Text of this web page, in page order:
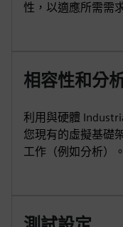
性，以適應所需需
相容性和分
利用與硬體
您現有的虛擬基礎
工作（例如分析）。